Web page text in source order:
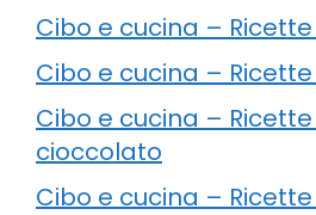
Cibo e cucina –
Cibo e cucina –
Cibo e cucina –
cioccolato
Cibo e cucina –